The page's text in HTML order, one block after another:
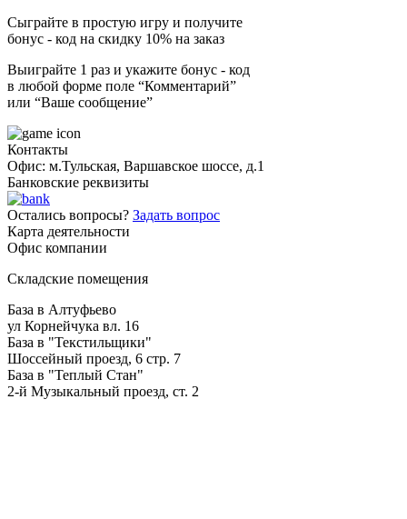
Сыграйте в простую игру и получите
бонус - код на скидку 10% на заказ
Выиграйте 1 раз и укажите бонус - код
в любой форме поле “Комментарий”
или “Ваше сообщение”
Контакты
Офис: м.Тульская, Варшавское шоссе, д.1
Банковские реквизиты
Остались вопросы? Задать вопрос
Карта деятельности
Офис компании
Складские помещения
База в Алтуфьево
ул Корнейчука вл. 16
База в "Текстильщики"
Шоссейный проезд, 6 стр. 7
База в "Теплый Стан"
2-й Музыкальный проезд, ст. 2